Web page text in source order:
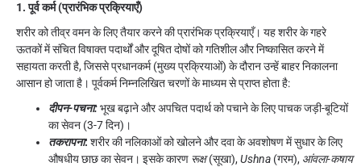
1. पूर्व कर्म (प्रारंभिक प्रक्रियाएँ)
शरीर को तीव्र वमन के लिए तैयार करने की प्रारंभिक प्रक्रियाएँ। यह शरीर के गहरे
ऊतकों में संचित विषाक्त पदार्थों और दूषित दोषों को गतिशील और निष्कासित करने में
सहायता करती है, जिससे प्रधानकर्म (मुख्य प्रक्रियाओं) के दौरान उन्हें बाहर निकालना
आसान हो जाता है। पूर्वकर्म निम्नलिखित चरणों के माध्यम से प्राप्त होता है:
दीपन-पचना:भूख बढ़ाने और अपचित पदार्थ को पचाने के लिए पाचक जड़ी-बूटियों
का सेवन (3-7 दिन)।
तकरापना: शरीर की नलिकाओं को खोलने और दवा के अवशोषण में सुधार के लिए
औषधीय छाछ का सेवन। इसके कारण रूक्ष(सूखा),Ushna (गरम), आंवला-कषाय